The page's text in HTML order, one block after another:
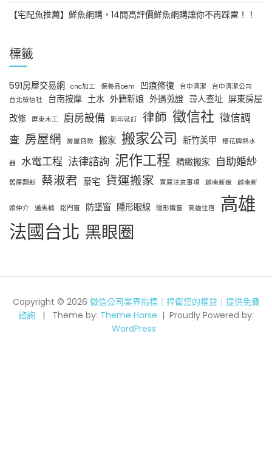
【宅配魚推薦】鮮魚網購，14間高評價鮮魚網購讓你不再踩雷！！
標籤
591房屋交易網 cnc加工 保養品oem 凹痕修復 台中清潔
台中清潔公司
台北徵信社
台南按摩 土水 外籍新娘 外遇蒐證 尋人查址 屏東房屋
改修 屏東木工 廚房設備 影印裝訂 律師 徵信社 徵信調
查 房屋網 房屋貸款 搬家 搬家公司 新竹美甲 櫻花牌熱水
器 水電工程 法律諮詢 泥作工程 精緻搬家 自助婚紗
舊屋翻新 蔡淑君 豪宅 貨運搬家 買屋注意事項 越南新娘 越南新
娘仲介 通馬桶 鋁門窗 防墜窗 隱形眼線 隱形鐵窗 高雄住宿
高雄
法國台北 黑眼圈
Copyright © 2026 徵信公司業界指標｜捍衛您的權益｜提供免費
諮詢
Theme by: Theme Horse
Proudly Powered by:
WordPress